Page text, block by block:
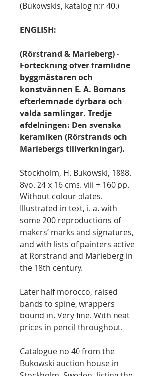
(Bukowskis, katalog n:r 40.)
ENGLISH:
(Rörstrand & Marieberg) -
Förteckning öfver framlidne
byggmästaren och
konstvännen E. A. Bomans
efterlemnade dyrbara och
valda samlingar. Tredje
afdelningen: Den svenska
keramiken (Rörstrands och
Mariebergs tillverkningar).
Stockholm, H. Bukowski, 1888.
8vo. 24 x 16 cms. viii + 160 pp.
Without colour plates.
Illustrated in text, i. a. with
some 200 reproductions of
makers’ marks and signatures,
and with lists of painters active
at Rörstrand and Marieberg in
the 18th century.
Later half morocco, raised
bands to spine, wrappers
bound in. Very fine. With neat
prices in pencil throughout.
Catalogue no 40 from the
Bukowski auction house in